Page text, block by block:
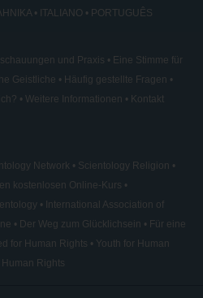
ITALIANO PORTUGUÊS
und Praxis
Eine Stimme für
Geistliche
Häufig gestellte Fragen
Weitere Informationen
Kontakt
Network
Scientology Religion
kostenlosen Online-Kurs
International Association of
Der Weg zum Glücklichsein
Für eine
for Human Rights
Youth for Human
Rights